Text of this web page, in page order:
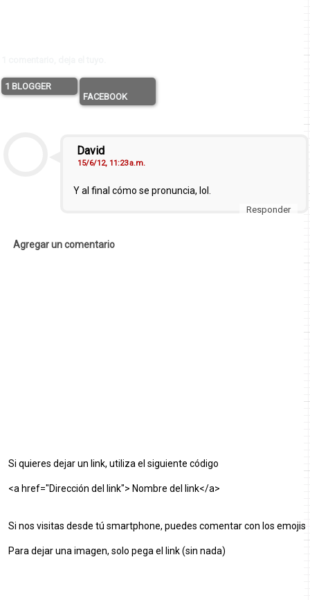
1 BLOGGER
FACEBOOK
David
15/6/12, 11:23 a.m.
Y al final cómo se pronuncia, lol.
Responder
Agregar un comentario
Si quieres dejar un link, utiliza el siguiente código
<a href="Dirección del link"> Nombre del link</a>
Si nos visitas desde tú smartphone, puedes comentar con los emojis
Para dejar una imagen, solo pega el link (sin nada)